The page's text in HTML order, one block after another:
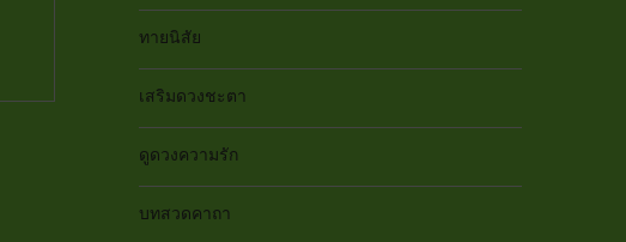
ทายนิสัย
เสริมดวงชะตา
ดูดวงความรัก
บทสวดคาถา